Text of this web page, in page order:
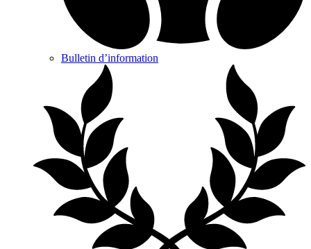
Bulletin d’information